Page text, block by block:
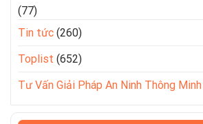
(77)
Tin tức (260)
Toplist (652)
Tư Vấn Giải Pháp An Ninh Thông